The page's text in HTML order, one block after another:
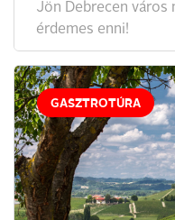
Jön Debrecen város
érdemes enni!
GASZTROTÚRA